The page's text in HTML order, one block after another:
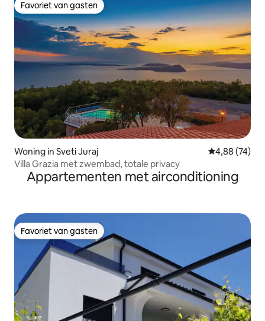
Favoriet van gasten
Favoriet van gasten
Woning in Sveti Juraj Gemiddelde
4,88 (74)
Villa Grazia met zwembad, totale privacy
Appartementen met airconditioning
Favoriet van gasten
Favoriet van gasten